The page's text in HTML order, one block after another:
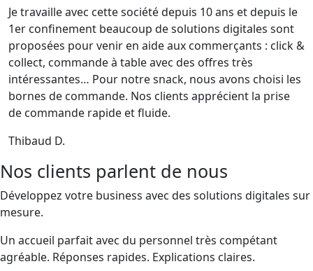
Je travaille avec cette société depuis 10 ans et depuis le
1er confinement beaucoup de solutions digitales sont
proposées pour venir en aide aux commerçants : click &
collect, commande à table avec des offres très
intéressantes… Pour notre snack, nous avons choisi les
bornes de commande. Nos clients apprécient la prise
de commande rapide et fluide.
Thibaud D.
Nos clients parlent de nous
Développez votre business avec des solutions digitales sur
mesure.
Un accueil parfait avec du personnel très compétant
agréable. Réponses rapides. Explications claires.